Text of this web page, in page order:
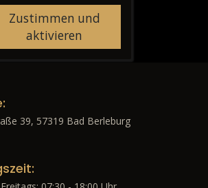
Zustimmen und
aktivieren
39, 57319 Bad Berleburg